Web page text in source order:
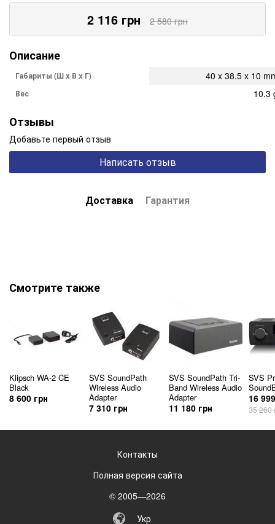
2 116 грн 2 580грн
Описание
Габариты (Ш x В x Г) 40 x 38.5 x 10
Вес 10.3
Отзывы
Добавьте первый отзыв
Написать отзыв
Доставка Гарантия
Смотрите также
Klipsch WA-2 CE
Black
8 600 грн
SVS SoundPath
Wireless Audio
Adapter
7 310 грн
SVS SoundPath Tri-
Band Wireless Audio
Adapter
11 180 грн
SVS
16
35 260
Контакты
Полная версия сайта
© 2005—2026
Укр